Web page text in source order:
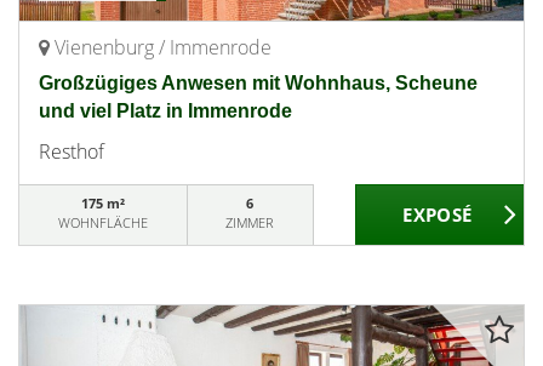
Vienenburg / Immenrode
Großzügiges Anwesen mit Wohnhaus, Scheune
und viel Platz in Immenrode
Resthof
175 m²
WOHNFLÄCHE
6
ZIMMER